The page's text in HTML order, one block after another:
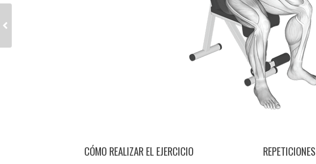
CÓMO REALIZAR EL EJERCICIO REPETICIONES